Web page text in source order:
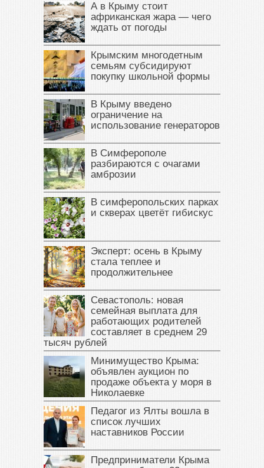
А в Крыму стоит
африканская жара — чего
ждать от погоды
Крымским многодетным
семьям субсидируют
покупку школьной формы
В Крыму введено
ограничение на
использование генераторов
В Симферополе
разбираются с очагами
амброзии
В симферопольских парках
и скверах цветёт гибискус
Эксперт: осень в Крыму
стала теплее и
продолжительнее
Севастополь: новая
семейная выплата для
работающих родителей
составляет в среднем 29
тысяч рублей
Минимущество Крыма:
объявлен аукцион по
продаже объекта у моря в
Николаевке
Педагог из Ялты вошла в
список лучших
наставников России
Предприниматели Крыма